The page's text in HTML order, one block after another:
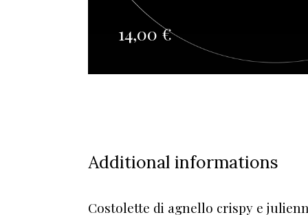
14,00€
Additional informations
Costolette di agnello crispy e